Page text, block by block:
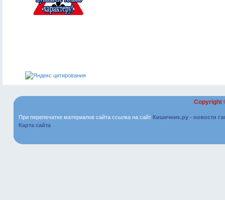
Copyright
При перепечатке материалов сайта ссылка на сайт Кишечник.ру - новости
Карта сайта